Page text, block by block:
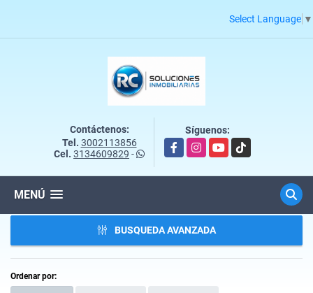
Select Language ▼
Contáctenos:
Tel. 3002113856
Cel. 3134609829 -
Síguenos:
FacebookInstagramYouTubeTikTok
MENÚ
BUSQUEDA AVANZADA
Ordenar por: